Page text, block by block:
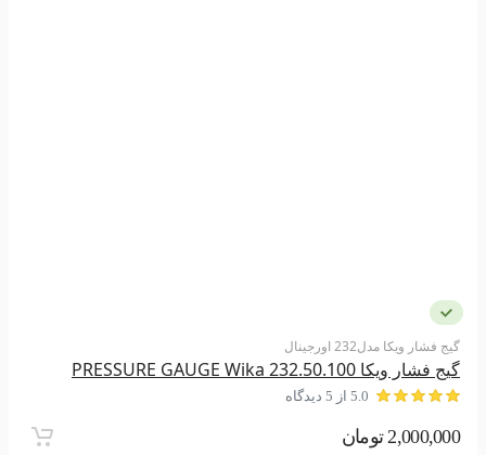
گیج فشار ویکا مدل232 اورجینال
گیج فشار ویکا 232.50.100 PRESSURE GAUGE Wika
5.0 از 5 دیدگاه
2,000,000 تومان